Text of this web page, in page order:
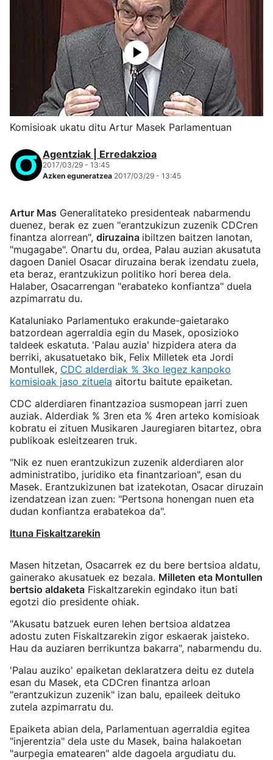
Komisioak ukatu ditu Artur Masek Parlamentuan
Agentziak | Erredakzioa
2017/03/29 - 13:45
Azken eguneratzea 2017/03/29 - 13:45
Artur Mas Generalitateko presidenteak nabarmendu
duenez, berak ez zuen "erantzukizun zuzenik CDCren
finantza alorrean", diruzaina ibiltzen baitzen lanotan,
"mugagabe". Onartu du, ordea, Palau auzian akusatuta
dagoen Daniel Osacar diruzaina berak izendatu zuela,
eta beraz, erantzukizun politiko hori berea dela.
Halaber, Osacarrengan "erabateko konfiantza" duela
azpimarratu du.
Kataluniako Parlamentuko erakunde-gaietarako
batzordean agerraldia egin du Masek, oposizioko
taldeek eskatuta. 'Palau auzia' hizpidera atera da
berriki, akusatuetako bik, Felix Milletek eta Jordi
Montullek, CDC alderdiak % 3ko legez kanpoko
komisioak jaso zituela aitortu baitute epaiketan.
CDC alderdiaren finantzazioa susmopean jarri zuen
auziak. Alderdiak % 3ren eta % 4ren arteko komisioak
kobratu ei zituen Musikaren Jauregiaren bitartez, obra
publikoak esleitzearen truk.
"Nik ez nuen erantzukizun zuzenik alderdiaren alor
administratibo, juridiko eta finantzarioan", esan du
Masek. Erantzukizunen bat izatekotan, Osacar diruzain
izendatzean izan zuen: "Pertsona honengan nuen eta
dudan konfiantza erabatekoa da".
Ituna Fiskaltzarekin
Masen hitzetan, Osacarrek ez du bere bertsioa aldatu,
gainerako akusatuek ez bezala. Milleten eta Montullen
bertsio aldaketa Fiskaltzarekin egindako itun bati
egotzi dio presidente ohiak.
"Akusatu batzuek euren lehen bertsioa aldatzea
adostu zuten Fiskaltzarekin zigor eskaerak jaisteko.
Hau da auziaren berrikuntza bakarra", nabarmendu du.
'Palau auziko' epaiketan deklaratzera deitu ez dutela
esan du Masek, eta CDCren finantza arloan
"erantzukizun zuzenik" izan balu, epaileek deituko
zutela azpimarratu du.
Epaiketa abian dela, Parlamentuan agerraldia egitea
"injerentzia" dela uste du Masek, baina halakoetan
"aurpegia ematearen" alde dagoela argudiatu du.